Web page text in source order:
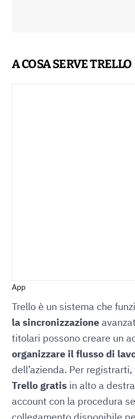
A COSA SERVE TRELLO
App
Trello è un sistema che
la sincronizzazione
titolari possono creare un
organizzare il flusso di
dell’azienda. Per registrarti,
Trello gratis in alto a
account con la procedura